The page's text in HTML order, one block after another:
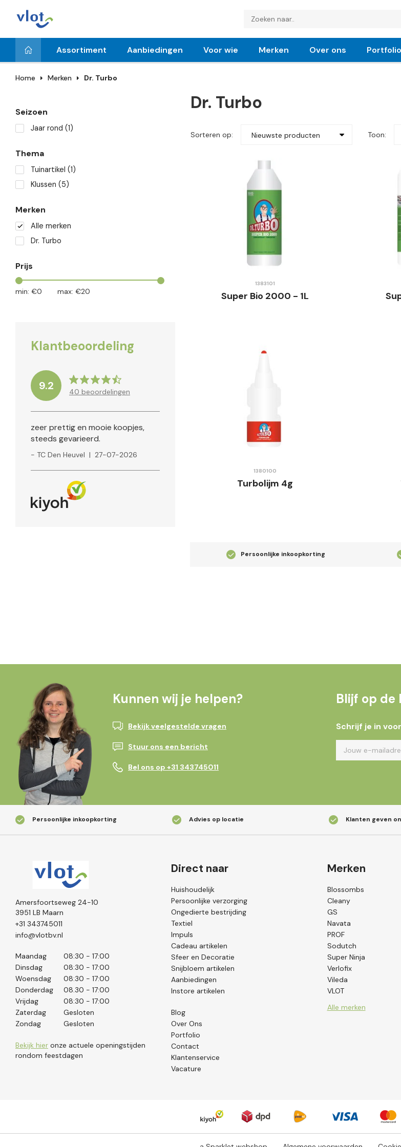
Assortiment Aanbiedingen Voor wie Merken Over ons Portfolio
Home Merken Dr. Turbo
Seizoen
Jaar rond(1)
Thema
Tuinartikel(1)
Klussen(5)
Merken
Alle merken
Dr. Turbo
Prijs
min: €0 max: €20
Klantbeoordeling
9.2 40 beoordelingen
zeer prettig en mooie koopjes,
steeds gevarieerd.
- TC Den Heuvel | 27-07-2026
Dr. Turbo
Sorteren op: Nieuwste producten Toon:
1383101
Super Bio 2000 - 1L
1380100
Turbolijm 4g
Persoonlijke inkoopkorting
Kunnen wij je helpen?
Bekijk veelgestelde vragen
Stuur ons een bericht
Bel ons op +31 343745011
Blijf op de
Schrijf je in
Persoonlijke inkoopkorting Advies op locatie Klanten geven
Amersfoortseweg 24-10
3951 LB Maarn
+31 343745011
info@vlotbv.nl
Maandag
08:30 - 17:00
Dinsdag
08:30 - 17:00
Woensdag
08:30 - 17:00
Donderdag
08.30 - 17:00
Vrijdag
08:30 - 17:00
Zaterdag
Gesloten
Zondag
Gesloten
Bekijk hier onze actuele openingstijden
rondom feestdagen
Direct naar
Huishoudelijk
Persoonlijke verzorging
Ongedierte bestrijding
Textiel
Impuls
Cadeau artikelen
Sfeer en Decoratie
Snijbloem artikelen
Aanbiedingen
Instore artikelen
Blog
Over Ons
Portfolio
Contact
Klantenservice
Vacature
Merken
Blossombs
Cleany
GS
Navata
PROF
Sodutch
Super Ninja
Verlofix
Vileda
VLOT
Alle merken